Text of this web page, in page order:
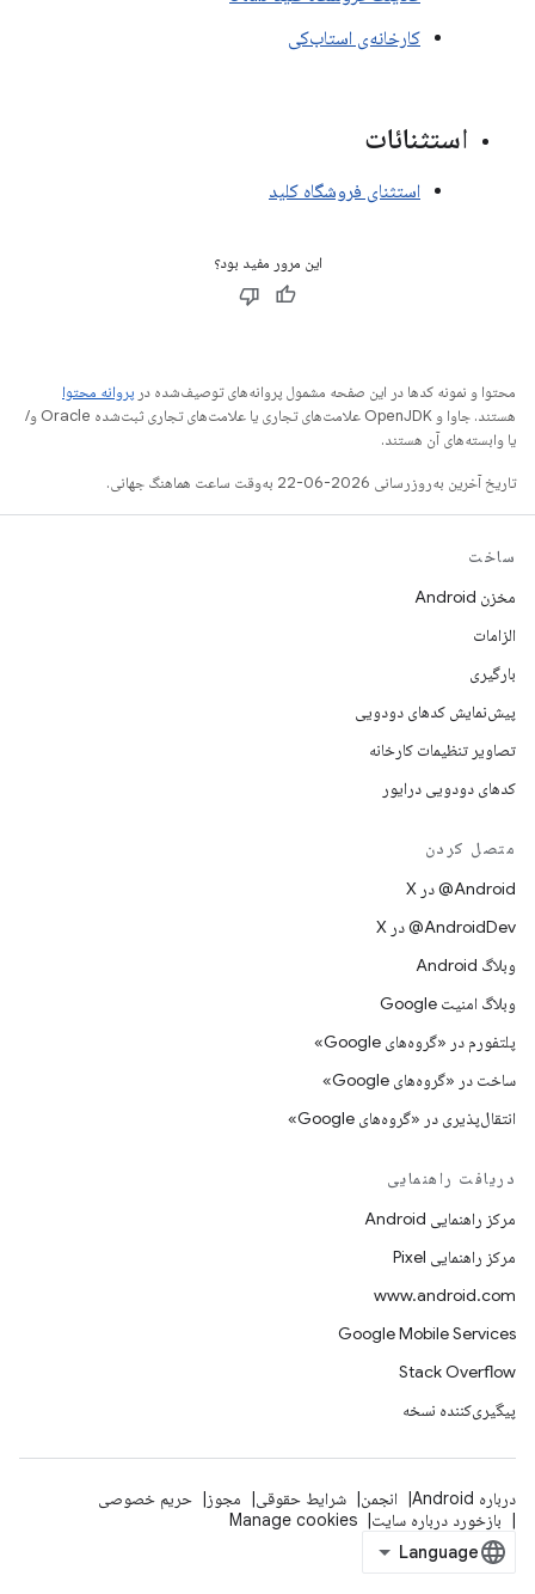
کارخانه‌ی استاب‌کی
استثنائات
استثنای فروشگاه کلید
این مرور مفید بود؟
محتوا و نمونه کدها در این صفحه مشمول پروانه‌های توصیف‌شده در پروانه محتوا
هستند. جاوا و OpenJDK علامت‌های تجاری یا علامت‌های تجاری ثبت‌شده Oracle و/
یا وابسته‌های آن هستند.
تاریخ آخرین به‌روزرسانی 2026-06-22 به‌وقت ساعت هماهنگ جهانی.
ساخت
مخزن Android
الزامات
بارگیری
پیش‌نمایش کدهای دودویی
تصاویر تنظیمات کارخانه
کدهای دودویی درایور
متصل کردن
‫‎@Android در X
‫‎@AndroidDev در X
وبلاگ Android
وبلاگ امنیت Google
پلتفورم در «گروه‌های Google»
ساخت در «گروه‌های Google»
انتقال‌پذیری در «گروه‌های Google»
دریافت راهنمایی
مرکز راهنمایی Android
مرکز راهنمایی Pixel
www.android.com
Google Mobile Services
Stack Overflow
پیگیری‌کننده نسخه
درباره Android انجمن شرایط حقوقی مجوز
حریم خصوصی
بازخورد درباره سایت
Manage cookies